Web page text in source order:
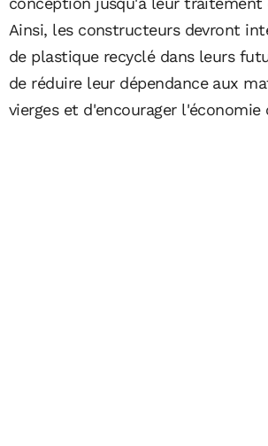
Ainsi, les constructeurs devront
de plastique recyclé dans leurs
de réduire leur dépendance aux
vierges et d'encourager l'économie